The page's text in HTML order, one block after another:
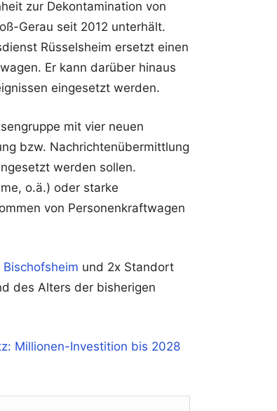
zur Dekontamination von
Gerau seit 2012 unterhält.
Rüsselsheim ersetzt einen
Er kann darüber hinaus
eingesetzt werden.
mit vier neuen
bzw. Nachrichtenübermittlung
werden sollen.
o.ä.) oder starke
von Personenkraftwagen
Bischofsheim und 2x Standort
des Alters der bisherigen
Millionen-Investition bis 2028